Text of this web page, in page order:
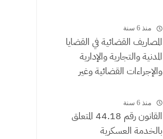
منذ 6 سنة
المصاريف القضائية في القضايا
المدنية والتجارية والإدارية
والإجراءات القضائية وغير
الموثقون
منذ 6 سنة
القانون رقم 44.18 المتعلق
بالخدمة العسكرية